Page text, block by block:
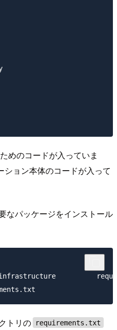
めのコードが入っていま
ション本体のコードが入って
なパッケージをインストール
トリの requirements.txt